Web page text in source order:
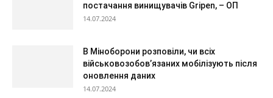
постачання винищувачів Gripen, – ОП
14.07.2024
В Міноборони розповіли, чи всіх
військовозобов’язаних мобілізують після
оновлення даних
14.07.2024